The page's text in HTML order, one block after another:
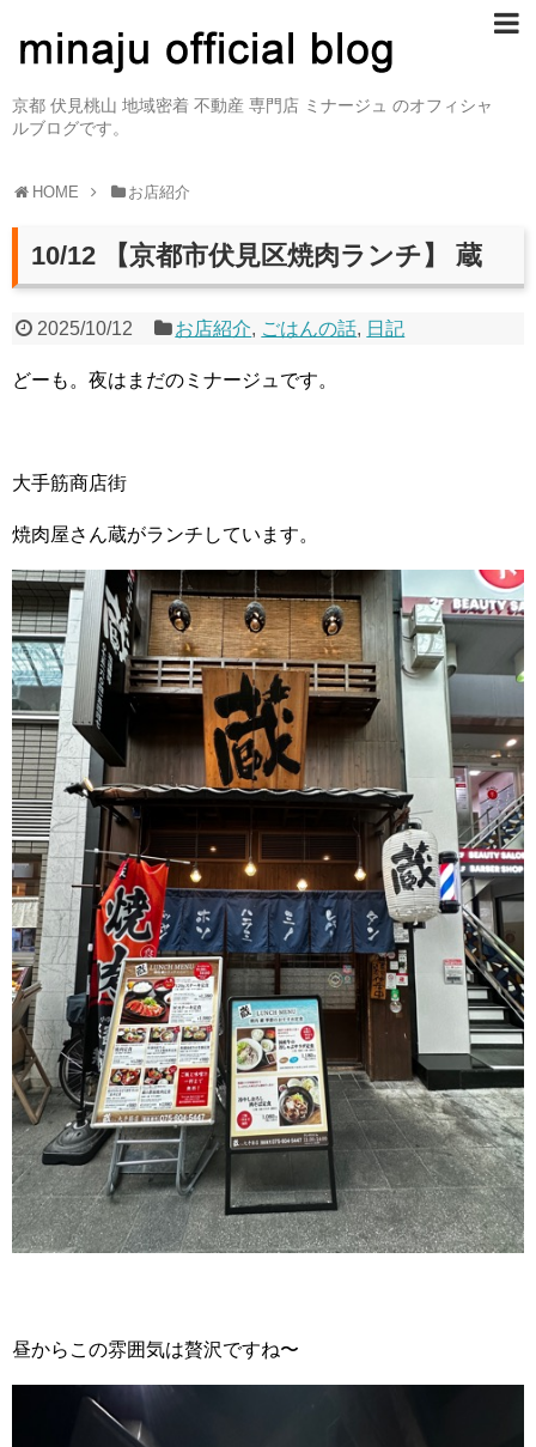
京都 伏見桃山 地域密着 不動産 専門店 ミナージュ のオフィシャ
ルブログです。
HOME お店紹介
10/12 【京都市伏見区焼肉ランチ】 蔵
2025/10/12 お店紹介, ごはんの話, 日記
どーも。夜はまだのミナージュです。
大手筋商店街
焼肉屋さん蔵がランチしています。
昼からこの雰囲気は贅沢ですね〜